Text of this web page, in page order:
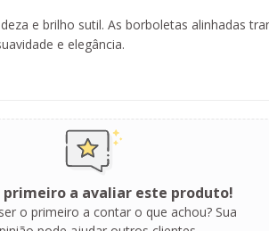
e brilho sutil. As borboletas alinhadas
e elegância.
primeiro a avaliar este produto!
o primeiro a contar o que achou? Sua